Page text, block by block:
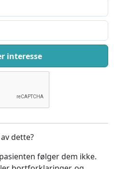
dette?
følger dem ikke.